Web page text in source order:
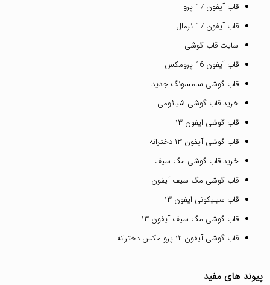
قاب آیفون 17 پرو
قاب آیفون 17 نرمال
سایت قاب گوشی
قاب آیفون 16 پرومکس
قاب گوشی سامسونگ جدید
خرید قاب گوشی شیائومی
قاب گوشی ایفون ۱۳
قاب گوشی آیفون ۱۳ دخترانه
خرید قاب گوشی مگ سیف
قاب گوشی مگ سیف آیفون
قاب سیلیکونی ایفون ۱۳
قاب گوشی مگ سیف آیفون ۱۳
قاب گوشی آیفون ۱۲ پرو مکس دخترانه
پیوند های مفید